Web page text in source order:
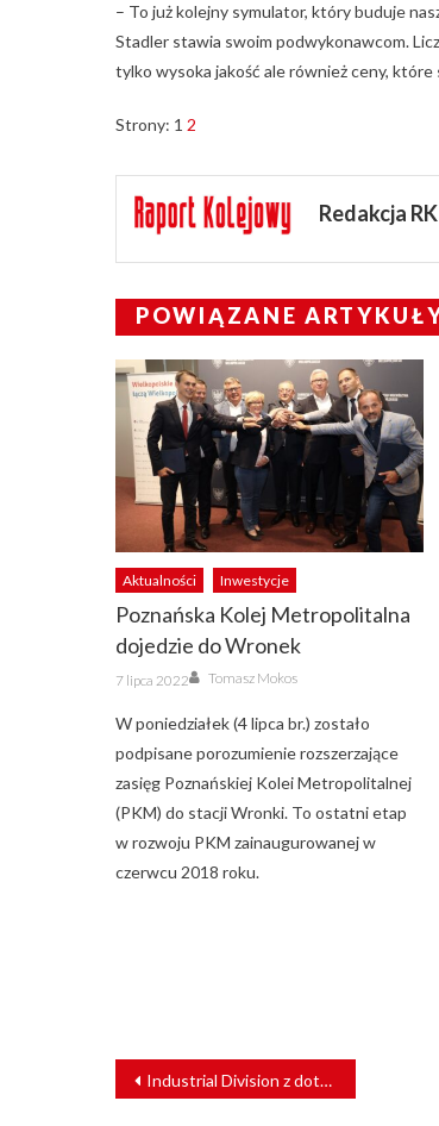
– To już kolejny symulator, który buduje
Stadler stawia swoim podwykonawcom.
tylko wysoka jakość ale również ceny,
Strony: 1 2
Redakcja RK
POWIĄZANE
Aktualności Inwestycje
Poznańska Kolej Metropolitalna
dojedzie do Wronek
Posted
on
7 lipca 2022 Author
Tomasz Mokos
W poniedziałek (4 lipca br.) zostało
podpisane porozumienie rozszerzające
zasięg Poznańskiej Kolei Metropolitalnej
(PKM) do stacji Wronki. To ostatni etap
w rozwoju PKM zainaugurowanej w
czerwcu 2018 roku.
NAWIGACJA
WPISU
Industrial Division z dotacją